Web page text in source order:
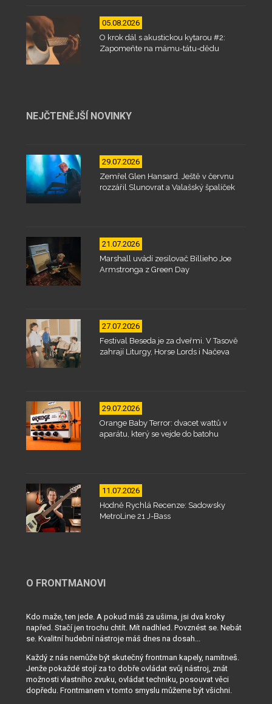
05.08.2026
O krok dál s akustickou kytarou #2:
Zapomeňte na mámu-tátu-dědu
NEJČTENĚJŠÍ NOVINKY
29.07.2026
Zemřel Glen Hansard. Ještě v červnu
rozzářil Slunovrat a Valašský špalíček
21.07.2026
Marshall uvádí zesilovač Billieho Joe
Armstronga z Green Day
27.07.2026
Festival Beseda je za dveřmi. V Tasově
zahrají Liturgy, Horse Lords i Načeva
29.07.2026
Orange Baby Terror: dvacet wattů v
aparátu, který se vejde do batohu
11.07.2026
Hodně Rychlá Recenze: Sadowsky
MetroLine 21 J-Bass
O FRONTMANOVI
Kdo maže, ten jede. A pokud máš za ušima, jsi dva kroky
napřed. Stačí jen trochu chtít. Mít nadhled. Povznést se. Nebát
se. Kvalitní hudební nástroje máš dnes na dosah...
Každý z nás nemůže být skutečný frontman kapely, namítneš.
Jenže pokaždé stojí za to dobře ovládat svůj nástroj, znát
možnosti vlastního zvuku, ovládat techniku, posouvat věci
dopředu. Frontmanem v tomto smyslu můžeme být všichni.